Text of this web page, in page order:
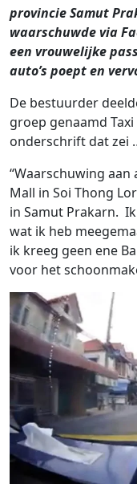
provincie Samut
waarschuwde via
een vrouwelijke
auto’s poept en
De bestuurder
groep genaamd
onderschrift dat zei
“Waarschuwing
Mall in Soi Thong
in Samut Prakarn.
wat ik heb
ik kreeg geen ene
voor het